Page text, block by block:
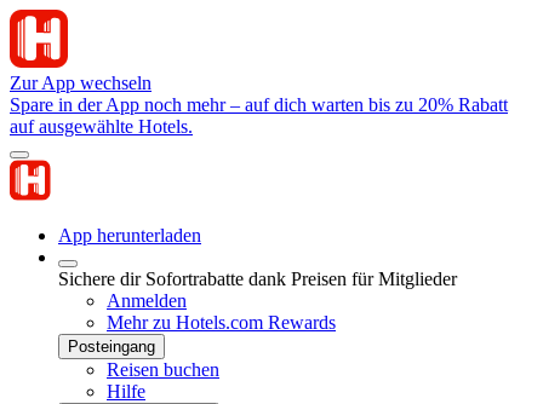
Zur App wechseln
Spare in der App noch mehr – auf dich warten bis zu 20% Rabatt
auf ausgewählte Hotels.
App herunterladen
Sichere dir Sofortrabatte dank Preisen für Mitglieder
Anmelden
Mehr zu Hotels.com Rewards
Posteingang
Reisen buchen
Hilfe